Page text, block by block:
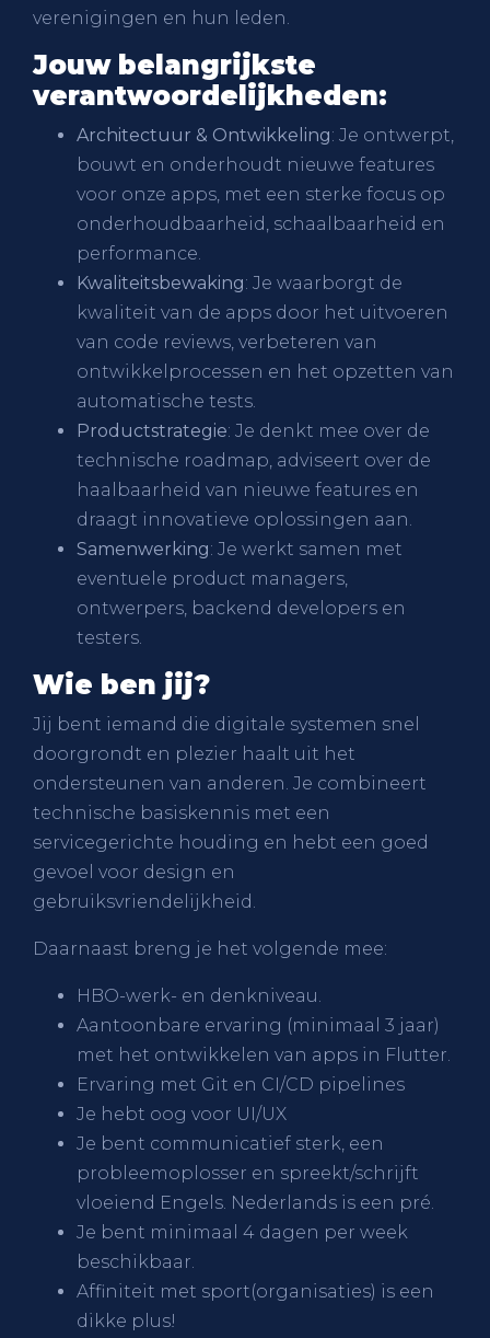
verenigingen en hun leden.
Jouw belangrijkste
verantwoordelijkheden:
Architectuur & Ontwikkeling: Je ontwerpt,
bouwt en onderhoudt nieuwe features
voor onze apps, met een sterke focus op
onderhoudbaarheid, schaalbaarheid en
performance.
Kwaliteitsbewaking: Je waarborgt de
kwaliteit van de apps door het uitvoeren
van code reviews, verbeteren van
ontwikkelprocessen en het opzetten van
automatische tests.
Productstrategie: Je denkt mee over de
technische roadmap, adviseert over de
haalbaarheid van nieuwe features en
draagt innovatieve oplossingen aan.
Samenwerking: Je werkt samen met
eventuele product managers,
ontwerpers, backend developers en
testers.
Wie ben jij?
Jij bent iemand die digitale systemen snel
doorgrondt en plezier haalt uit het
ondersteunen van anderen. Je combineert
technische basiskennis met een
servicegerichte houding en hebt een goed
gevoel voor design en
gebruiksvriendelijkheid.
Daarnaast breng je het volgende mee:
HBO-werk- en denkniveau.
Aantoonbare ervaring (minimaal 3 jaar)
met het ontwikkelen van apps in Flutter.
Ervaring met Git en CI/CD pipelines
Je hebt oog voor UI/UX
Je bent communicatief sterk, een
probleemoplosser en spreekt/schrijft
vloeiend Engels. Nederlands is een pré.
Je bent minimaal 4 dagen per week
beschikbaar.
Affiniteit met sport(organisaties) is een
dikke plus!